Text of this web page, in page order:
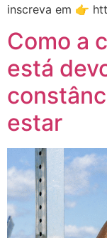
inscreva em 👉
Como a
está
estar